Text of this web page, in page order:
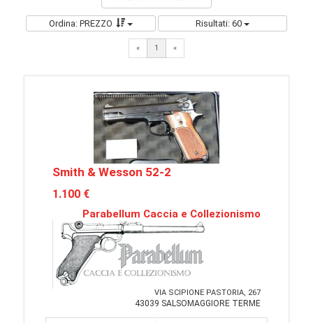
Ordina: PREZZO Risultati: 60
« 1 «
Smith & Wesson 52-2
1.100 €
Parabellum Caccia e Collezionismo
VIA SCIPIONE PASTORIA, 267
43039 SALSOMAGGIORE TERME